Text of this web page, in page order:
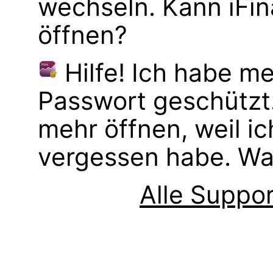
wechseln. Kann
öffnen?
Hilfe! Ich habe
Passwort
mehr öffnen, weil
vergessen habe.
Alle